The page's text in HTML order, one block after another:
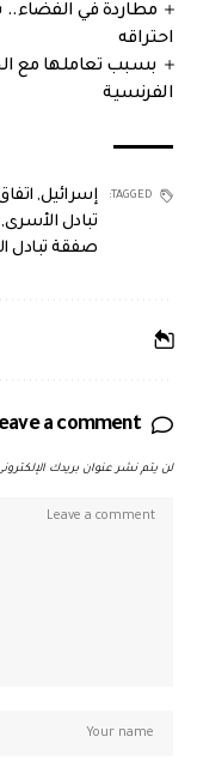
مطاردة في الفضاء..
احتراقه
بسبب تعاملها مع
الفرنسية
TAGGED: إسرائيل,
تبادل الأسرى,
صفقة تبادل
a comment
لن يتم نشر عنوان بريدك